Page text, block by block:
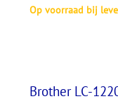
Op voorraad bij
Brother LC-